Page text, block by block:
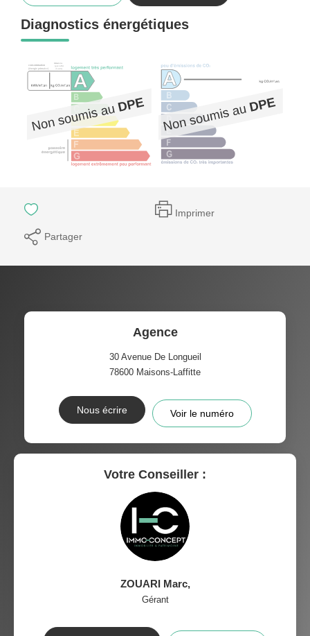
Diagnostics énergétiques
Imprimer
Partager
Agence
30 Avenue De Longueil
78600 Maisons-Laffitte
Nous écrire Voir le numéro
Votre Conseiller :
ZOUARI Marc,
Gérant